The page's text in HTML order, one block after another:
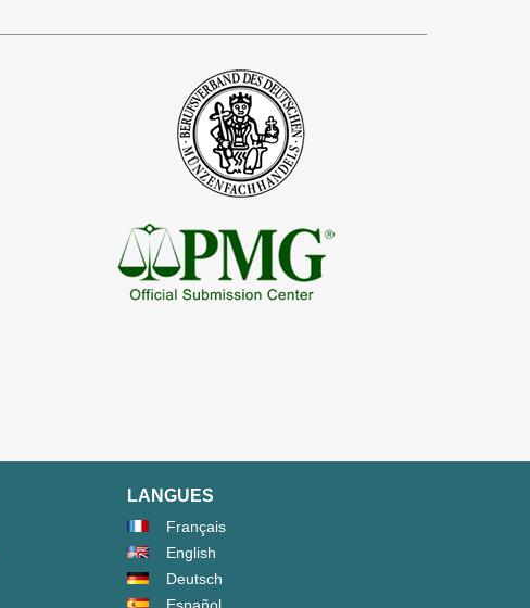
LANGUES
Français
English
Deutsch